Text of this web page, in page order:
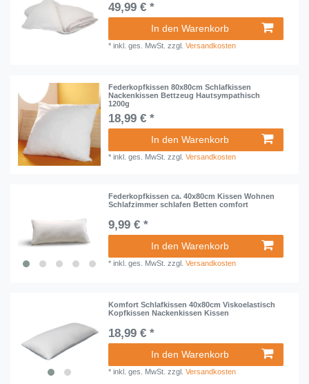
49,99 € *
In den Warenkorb
*inkl. ges. MwSt. zzgl.Versandkosten
Federkopfkissen 80x80cm Schlafkissen
Nackenkissen Bettzeug Hautsympathisch
1200g
18,99 € *
In den Warenkorb
*inkl. ges. MwSt. zzgl.Versandkosten
Federkopfkissen ca. 40x80cm Kissen Wohnen
Schlafzimmer schlafen Betten comfort
9,99 € *
In den Warenkorb
*inkl. ges. MwSt. zzgl.Versandkosten
Komfort Schlafkissen 40x80cm Viskoelastisch
Kopfkissen Nackenkissen Kissen
18,99 € *
In den Warenkorb
*inkl. ges. MwSt. zzgl.Versandkosten